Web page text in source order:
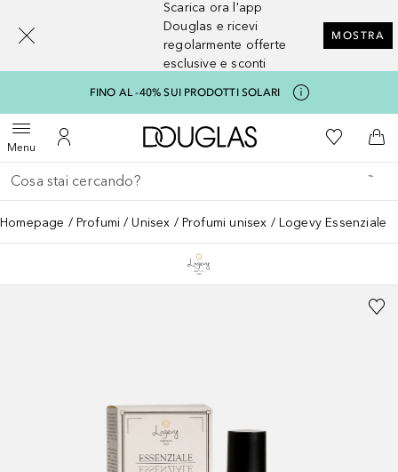
Scarica ora l'app
Douglas e ricevi
regolarmente offerte
esclusive e sconti
MOSTRA
FINO AL -40% SUI PRODOTTI SOLARI
MenuApri menuAl Mio Account
A Douglas HomeAlla Mia
Al
Torna indietro
Esegui ricerca
Homepage Profumi Unisex Profumi unisex Logevy Essenziale
[navigation.slideout.screenreader]